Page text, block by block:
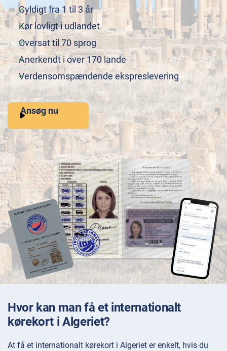
Gyldigt fra 1 til 3 år
Kør lovligt i udlandet
Oversat til 70 sprog
Anerkendt i over 170 lande
Verdensomspændende ekspreslevering
Ansøg nu
Hvor kan man få et internationalt
kørekort i Algeriet?
At få et internationalt kørekort i Algeriet er enkelt, hvis du